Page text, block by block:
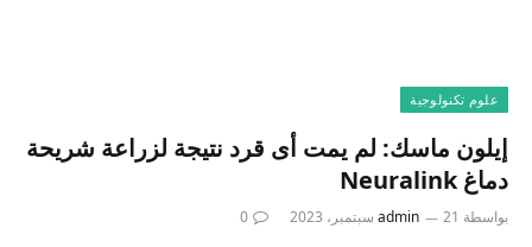
علوم تكنولوجية
إيلون ماسك: لم يمت أى قرد نتيجة لزراعة شريحة
دماغ Neuralink
بواسطة admin 21 سبتمبر، 2023 0